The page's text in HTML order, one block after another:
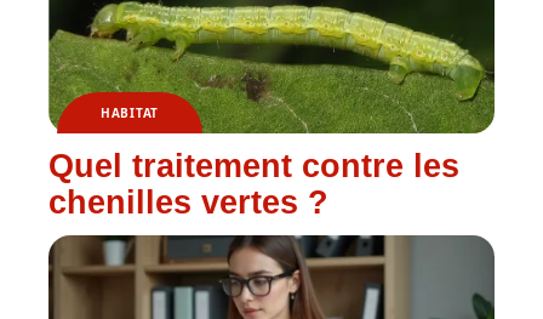
HABITAT
Quel traitement contre les
chenilles vertes ?